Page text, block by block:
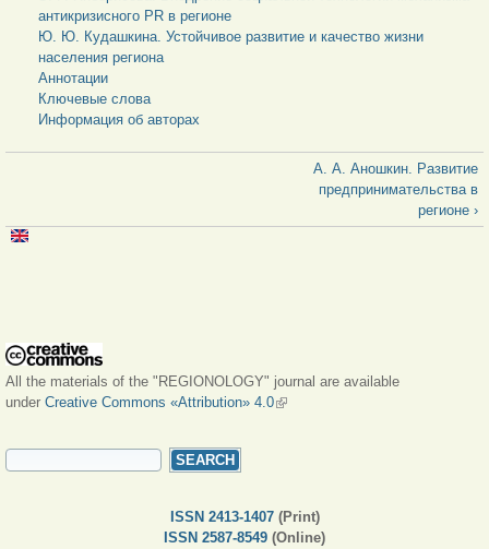
антикризисного PR в регионе
Ю. Ю. Кудашкина. Устойчивое развитие и качество жизни
населения региона
Аннотации
Ключевые слова
Информация об авторах
А. А. Аношкин. Развитие
предпринимательства в
регионе ›
All the materials of the "REGIONOLOGY" journal are available
under Creative Commons «Attribution» 4.0(link is external)
SEARCH FORM
ISSN 2413-1407(Print)
ISSN 2587-8549 (Online)